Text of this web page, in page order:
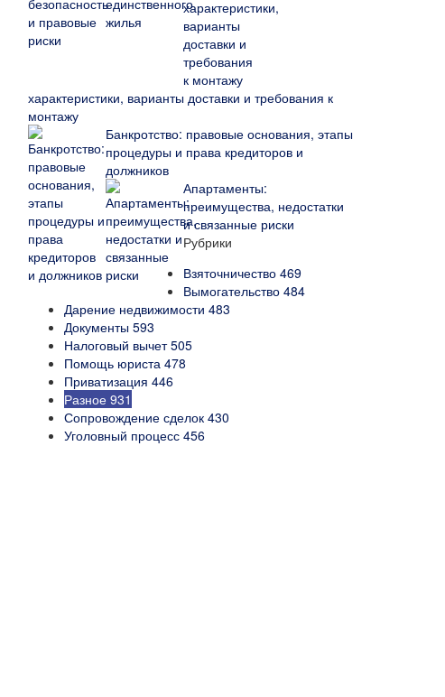
характеристики, варианты доставки и требования к
монтажу
Банкротство: правовые основания, этапы
процедуры и права кредиторов и
должников
Апартаменты:
преимущества, недостатки
и связанные риски
Рубрики
Взяточничество 469
Вымогательство 484
Дарение недвижимости 483
Документы 593
Налоговый вычет505
Помощь юриста 478
Приватизация 446
Разное 931
Сопровождение сделок 430
Уголовный процесс 456